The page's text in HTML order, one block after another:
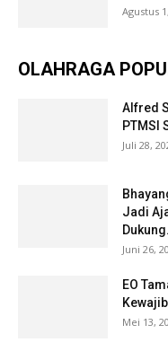
Agustus
OLAHRAGA
Alfred
PTMSI
Juli 28,
Jadi
Juni 26,
EO
Mei 13,